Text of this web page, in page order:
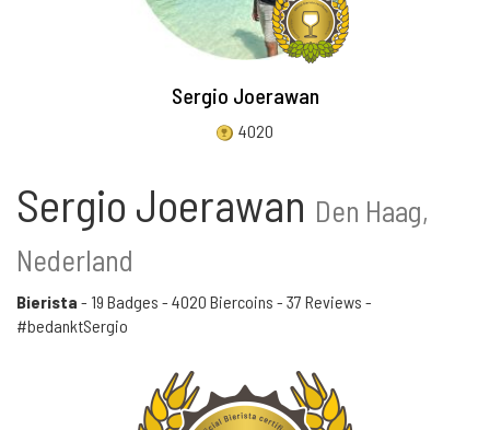
Sergio Joerawan
4020
Sergio Joerawan Den Haag,
Nederland
Bierista - 19 Badges - 4020 Biercoins - 37 Reviews -
#bedanktSergio